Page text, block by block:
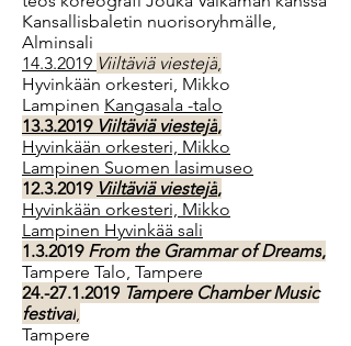
Kansallisbaletin nuorisoryhmälle,
Alminsali
14.3.2019 Viiltäviä viestejä,
Hyvinkään orkesteri, Mikko
Lampinen Kangasala -talo
13.3.2019 Viiltäviä viestejä,
Hyvinkään orkesteri, Mikko
Lampinen Suomen lasimuseo
12.3.2019 Viiltäviä viestejä,
Hyvinkään orkesteri, Mikko
Lampinen Hyvinkää sali
1.3.2019 From the Grammar of Dreams,
Tampere Talo, Tampere
24.-27.1.2019 Tampere Chamber Music
festival,
Tampere